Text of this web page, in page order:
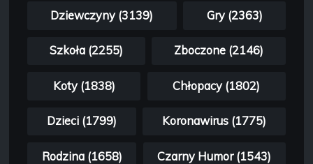
Dziewczyny (3139) Gry (2363)
Szkoła (2255) Zboczone (2146)
Koty (1838) Chłopacy (1802)
Dzieci (1799) Koronawirus (1775)
Rodzina (1658) Czarny Humor (1543)